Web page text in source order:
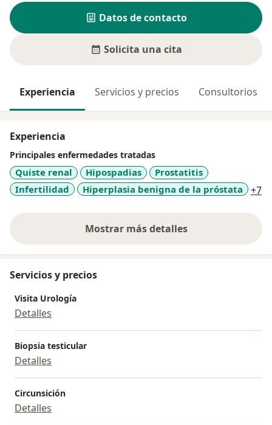
Datos de contacto
Solicita una cita
Experiencia Servicios y precios Consultorios
Experiencia
Principales enfermedades tratadas
Quiste renal Hipospadias
Prostatitis
Infertilidad
Hiperplasia benigna de la próstata +7
Mostrar más detalles
sobre la experiencia
Servicios y precios
Visita Urología
Detalles
Biopsia testicular
Detalles
Circunsición
Detalles